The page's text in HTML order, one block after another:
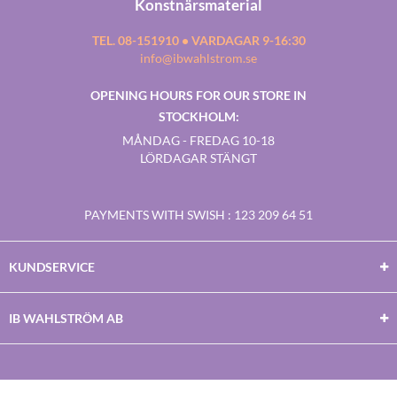
Konstnärsmaterial
TEL. 08-151910 • VARDAGAR 9-16:30
info@ibwahlstrom.se
OPENING HOURS FOR OUR STORE IN
STOCKHOLM:
MÅNDAG - FREDAG 10-18
LÖRDAGAR STÄNGT
PAYMENTS WITH SWISH : 123 209 64 51
KUNDSERVICE
IB WAHLSTRÖM AB
Facebook
TwitterYoutubeInstagram